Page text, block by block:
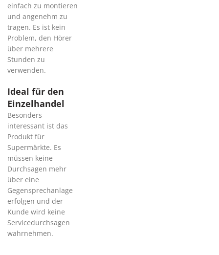
einfach zu montieren
und angenehm zu
tragen. Es ist kein
Problem, den Hörer
über mehrere
Stunden zu
verwenden.
Ideal für den
Einzelhandel
Besonders
interessant ist das
Produkt für
Supermärkte. Es
müssen keine
Durchsagen mehr
über eine
Gegensprechanlage
erfolgen und der
Kunde wird keine
Servicedurchsagen
wahrnehmen.